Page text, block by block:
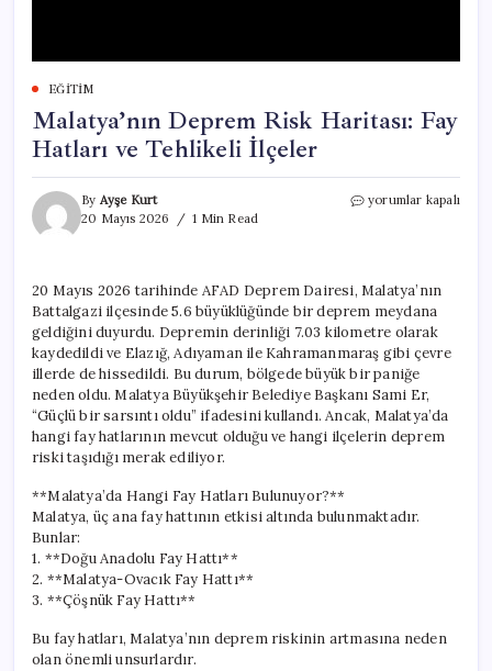
EĞITIM
Malatya’nın Deprem Risk Haritası: Fay
Hatları ve Tehlikeli İlçeler
By Ayşe Kurt
20 Mayıs 2026
1 Min Read
Malatya’nın
Hatları
ve
Tehlikeli
İlçeler
yorumlar kapalı
20 Mayıs 2026 tarihinde AFAD Deprem Dairesi, Malatya’nın
Battalgazi ilçesinde 5.6 büyüklüğünde bir deprem meydana
geldiğini duyurdu. Depremin derinliği 7.03 kilometre olarak
kaydedildi ve Elazığ, Adıyaman ile Kahramanmaraş gibi çevre
illerde de hissedildi. Bu durum, bölgede büyük bir paniğe
neden oldu. Malatya Büyükşehir Belediye Başkanı Sami Er,
“Güçlü bir sarsıntı oldu” ifadesini kullandı. Ancak, Malatya’da
hangi fay hatlarının mevcut olduğu ve hangi ilçelerin deprem
riski taşıdığı merak ediliyor.
**Malatya’da Hangi Fay Hatları Bulunuyor?**
Malatya, üç ana fay hattının etkisi altında bulunmaktadır.
Bunlar:
1. **Doğu Anadolu Fay Hattı**
2. **Malatya-Ovacık Fay Hattı**
3. **Çöşnük Fay Hattı**
Bu fay hatları, Malatya’nın deprem riskinin artmasına neden
olan önemli unsurlardır.